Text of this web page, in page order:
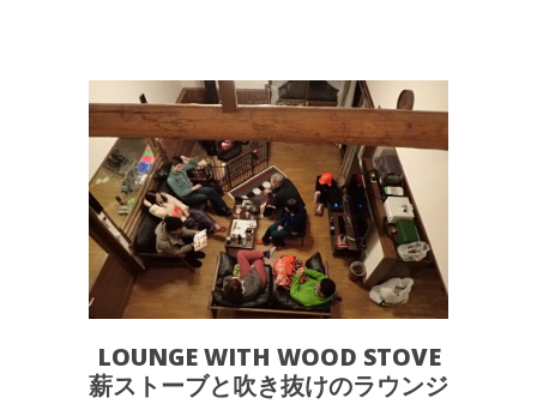
LOUNGE WITH WOOD STOVE
薪ストーブと吹き抜けのラウンジ